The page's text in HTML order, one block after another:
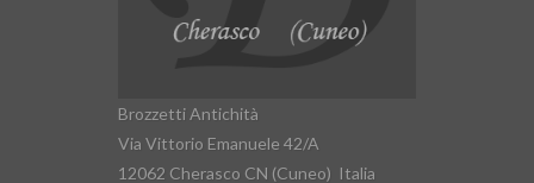
Brozzetti Antichità
Via Vittorio Emanuele 42/A
12062 Cherasco CN (Cuneo) Italia